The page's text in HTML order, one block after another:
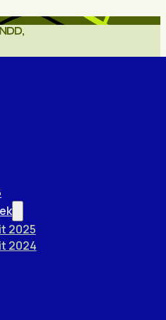
2025
2024